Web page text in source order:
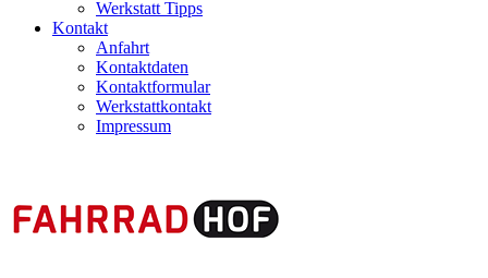
Werkstatt Tipps
Kontakt
Anfahrt
Kontaktdaten
Kontaktformular
Werkstattkontakt
Impressum